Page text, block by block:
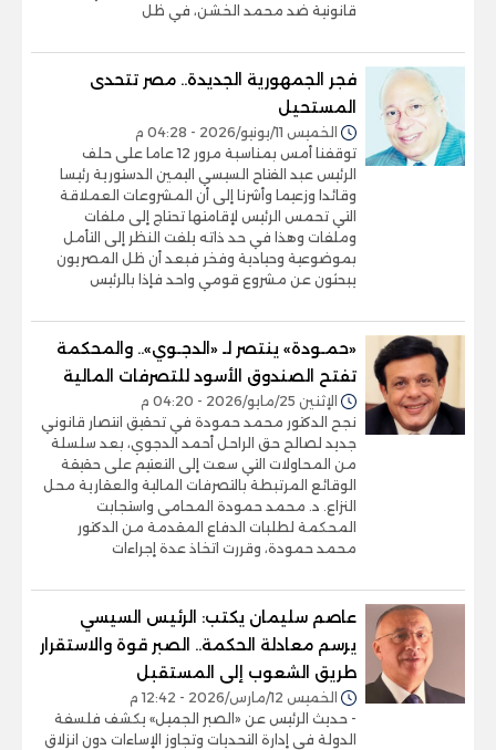
قانونية ضد محمد الخشن، في ظل
فجر الجمهورية الجديدة.. مصر تتحدى
المستحيل
الخميس 11/يونيو/2026 - 04:28 م
توقفنا أمس بمناسبة مرور 12 عاما على حلف
الرئيس عبد الفتاح السيسي اليمين الدستورية رئيسا
وقائدا وزعيما وأشرنا إلى أن المشروعات العملاقة
التي تحمس الرئيس لإقامتها تحتاج إلى ملفات
وملفات وهذا في حد ذاته يلفت النظر إلى التأمل
بموضوعية وحيادية وفخر فبعد أن ظل المصريون
يبحثون عن مشروع قومي واحد فإذا بالرئيس
«حمـودة» ينتصر لـ «الدجـوي».. والمحكمة
تفتح الصندوق الأسود للتصرفات المالية
الإثنين 25/مايو/2026 - 04:20 م
نجح الدكتور محمد حمودة في تحقيق انتصار قانوني
جديد لصالح حق الراحل أحمد الدجوي، بعد سلسلة
من المحاولات التي سعت إلى التعتيم على حقيقة
الوقائع المرتبطة بالتصرفات المالية والعقارية محل
النزاع. د. محمد حمودة المحامى واستجابت
المحكمة لطلبات الدفاع المقدمة من الدكتور
محمد حمودة، وقررت اتخاذ عدة إجراءات
عاصم سليمان يكتب: الرئيس السيسي
يرسم معادلة الحكمة.. الصبر قوة والاستقرار
طريق الشعوب إلى المستقبل
الخميس 12/مارس/2026 - 12:42 م
- حديث الرئيس عن «الصبر الجميل» يكشف فلسفة
الدولة في إدارة التحديات وتجاوز الإساءات دون انزلاق